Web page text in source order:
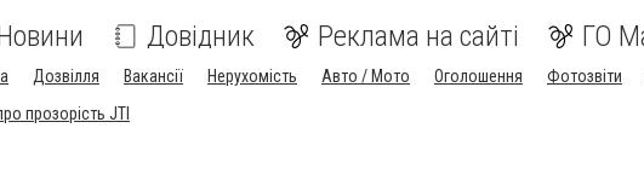
Довідник Реклама на сайті ГО
Дозвілля Вакансії Нерухомість Авто / Мото Оголошення Фотозвіти
прозорість JTI